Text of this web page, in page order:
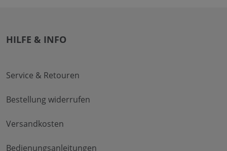
HILFE & INFO
Service & Retouren
Bestellung widerrufen
Versandkosten
Bedienungsanleitungen